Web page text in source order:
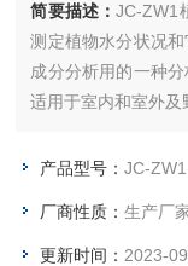
简要描述：JC-ZW1
测定植物水分状况
成分分析用的一种
适用于室内和室外及
产品型号：JC-ZW1
厂商性质：生产厂
更新时间： 2023-